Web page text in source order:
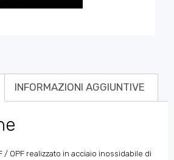
INFORMAZIONI AGGIUNTIVE
/ OPF realizzato in acciaio inossidabile di